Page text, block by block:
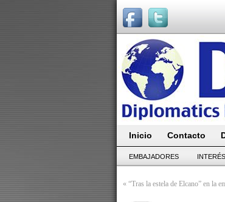
Inicio Contacto
EMBAJADORES
« “Tras la estela de Elcano” en la